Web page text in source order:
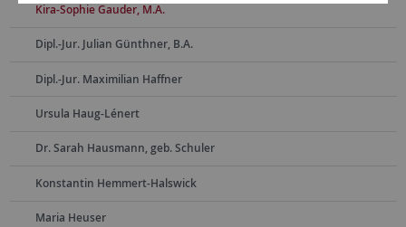
Kira-Sophie Gauder, M.A.
Dipl.-Jur. Julian Günthner, B.A.
Dipl.-Jur. Maximilian Haffner
Ursula Haug-Lénert
Dr. Sarah Hausmann, geb. Schuler
Konstantin Hemmert-Halswick
Maria Heuser